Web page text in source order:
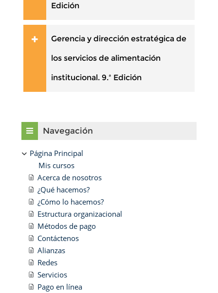
Edición
Gerencia y dirección estratégica de
los servicios de alimentación
institucional. 9.ª Edición
Bloques
Navegación
Página Principal
Mis cursos
Acerca de nosotros
¿Qué hacemos?
¿Cómo lo hacemos?
Estructura organizacional
Métodos de pago
Contáctenos
Alianzas
Redes
Servicios
Pago en línea